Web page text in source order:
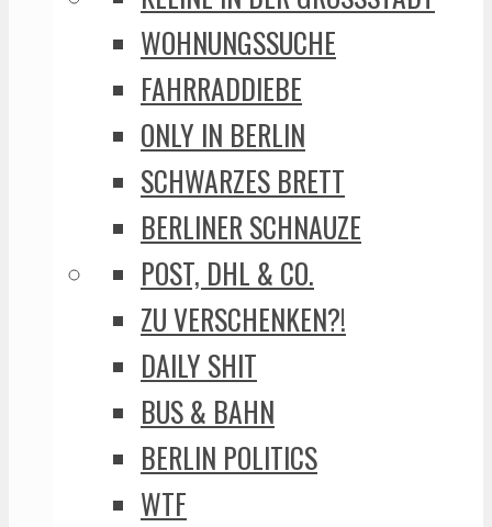
WOHNUNGSSUCHE
FAHRRADDIEBE
ONLY IN BERLIN
SCHWARZES BRETT
BERLINER SCHNAUZE
POST, DHL & CO.
ZU VERSCHENKEN?!
DAILY SHIT
BUS & BAHN
BERLIN POLITICS
WTF